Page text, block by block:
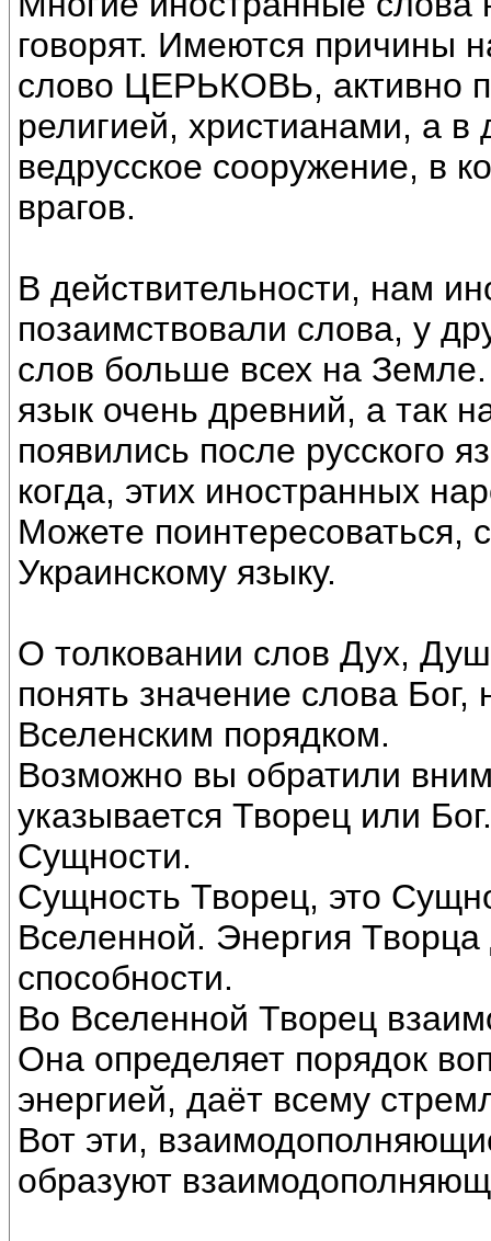
говорят. Имеются причины
слово ЦЕРЬКОВЬ, активно
религией, христианами, а в
ведрусское сооружение, в
врагов.
В действительности, нам
позаимствовали слова, у
слов больше всех на
язык очень древний, а так
появились после русского
когда, этих иностранных
Можете поинтересоваться,
Украинскому языку.
О толковании слов Дух,
понять значение слова
Вселенским порядком.
Возможно вы обратили
указывается Творец или
Сущности.
Сущность Творец, это
Вселенной. Энергия Творца
способности.
Во Вселенной Творец
Она определяет порядок
энергией, даёт всему
Вот эти,
образуют